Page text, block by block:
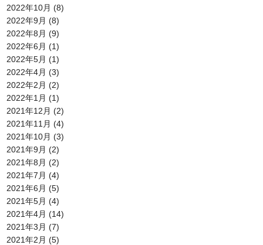
2022年10月 (8)
2022年9月 (8)
2022年8月 (9)
2022年6月 (1)
2022年5月 (1)
2022年4月 (3)
2022年2月 (2)
2022年1月 (1)
2021年12月 (2)
2021年11月 (4)
2021年10月 (3)
2021年9月 (2)
2021年8月 (2)
2021年7月 (4)
2021年6月 (5)
2021年5月 (4)
2021年4月 (14)
2021年3月 (7)
2021年2月 (5)